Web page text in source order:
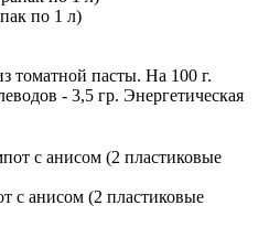
по 1 л)
томатной пасты. На 100 г.
- 3,5 гр. Энергетическая
с анисом (2 пластиковые